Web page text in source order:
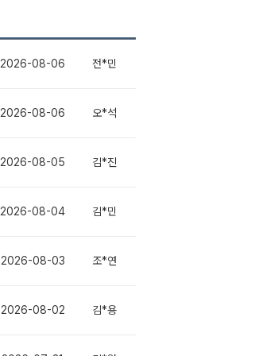
2026-08-06 전*민
2026-08-06 오*석
2026-08-05 김*진
2026-08-04 김*민
2026-08-03 조*연
2026-08-02 김*용